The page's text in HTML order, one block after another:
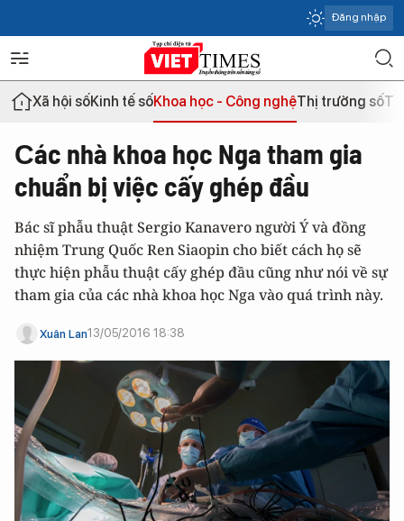
Đăng nhập
Xã hội sốKinh tế sốKhoa học - Công nghệThị trường số
Сác nhà khoa học Nga tham gia
chuẩn bị việc cấy ghép đầu
Bác sĩ phẫu thuật Sergio Kanavero người Ý và đồng
nhiệm Trung Quốc Ren Siaopin cho biết cách họ sẽ
thực hiện phẫu thuật cấy ghép đầu cũng như nói về sự
tham gia của các nhà khoa học Nga vào quá trình này.
Xuân Lan13/05/2016 18:38